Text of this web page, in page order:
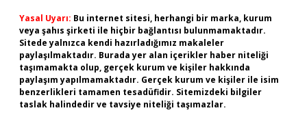
Yasal Uyarı: Bu internet sitesi, herhangi bir marka, kurum
veya şahıs şirketi ile hiçbir bağlantısı bulunmamaktadır.
Sitede yalnızca kendi hazırladığımız makaleler
paylaşılmaktadır. Burada yer alan içerikler haber niteliği
taşımamakta olup, gerçek kurum ve kişiler hakkında
paylaşım yapılmamaktadır. Gerçek kurum ve kişiler ile isim
benzerlikleri tamamen tesadüfidir. Sitemizdeki bilgiler
taslak halindedir ve tavsiye niteliği taşımazlar.